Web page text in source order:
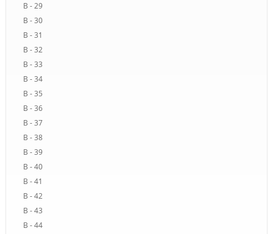
B - 29
B - 30
B - 31
B - 32
B - 33
B - 34
B - 35
B - 36
B - 37
B - 38
B - 39
B - 40
B - 41
B - 42
B - 43
B - 44